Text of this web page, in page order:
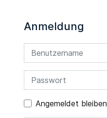
Anmeldung
Benutzername
Passwort
Angemeldet bleiben